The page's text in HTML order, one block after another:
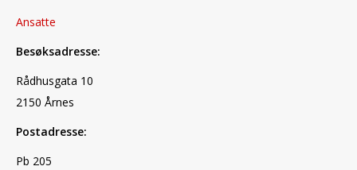
Ansatte
Besøksadresse:
Rådhusgata 10
2150 Årnes
Postadresse:
Pb 205